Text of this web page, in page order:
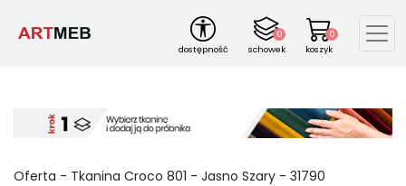
dostępność
0
schowek
0
koszyk
Oferta - Tkanina Croco 801 - Jasno Szary - 31790